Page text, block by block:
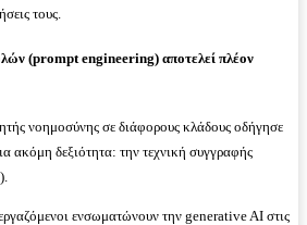
τους.
(prompt engineering) αποτελεί πλέον
νοημοσύνης σε διάφορους κλάδους οδήγησε
ακόμη δεξιότητα: την τεχνική συγγραφής
ενσωματώνουν την generative AI στις